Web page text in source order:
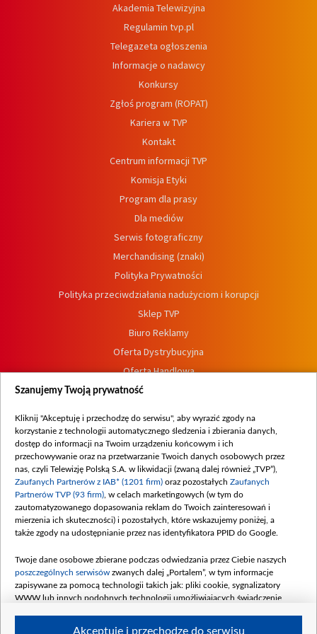
Akademia Telewizyjna
Regulamin tvp.pl
Telegazeta ogłoszenia
Informacje o nadawcy
Konkursy
Zgłoś program (ROPAT)
Kariera w TVP
Kontakt
Centrum informacji TVP
Komisja Etyki
Program dla prasy
Dla mediów
Serwis fotograficzny
Merchandising (znaki)
Polityka Prywatności
Polityka przeciwdziałania nadużyciom i korupcji
Sklep TVP
Biuro Reklamy
Oferta Dystrybucyjna
Oferta Handlowa
Dostępność
Procedura zgłoszeń wewnętrznych
Szanujemy Twoją prywatność
Kliknij "Akceptuję i przechodzę do serwisu", aby wyrazić zgody na
korzystanie z technologii automatycznego śledzenia i zbierania danych,
dostęp do informacji na Twoim urządzeniu końcowym i ich
przechowywanie oraz na przetwarzanie Twoich danych osobowych przez
nas, czyli Telewizję Polską S.A. w likwidacji (zwaną dalej również „TVP”),
Zaufanych Partnerów z IAB* (1201 firm) oraz pozostałych Zaufanych
Partnerów TVP (93 firm) , w celach marketingowych (w tym do
zautomatyzowanego dopasowania reklam do Twoich zainteresowań i
mierzenia ich skuteczności) i pozostałych, które wskazujemy poniżej, a
także zgody na udostępnianie przez nas identyfikatora PPID do Google.
Twoje dane osobowe zbierane podczas odwiedzania przez Ciebie naszych
poszczególnych serwisów zwanych dalej „Portalem”, w tym informacje
zapisywane za pomocą technologii takich jak: pliki cookie, sygnalizatory
WWW lub innych podobnych technologii umożliwiających świadczenie
Akceptuję i przechodzę do serwisu